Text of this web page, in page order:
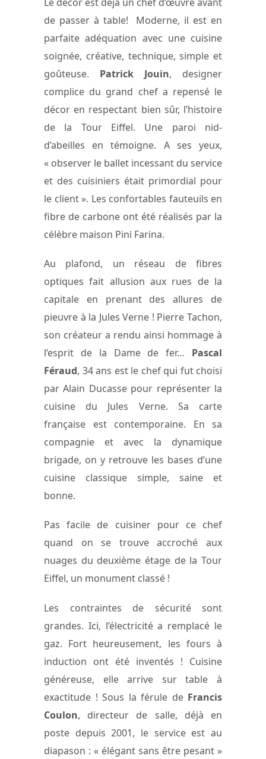
de passer à table! Moderne, il est en
parfaite adéquation avec une cuisine
soignée, créative, technique, simple et
goûteuse. Patrick Jouin, designer
complice du grand chef a repensé le
décor en respectant bien sûr, l’histoire
de la Tour Eiffel. Une paroi nid-
d’abeilles en témoigne. A ses yeux,
« observer le ballet incessant du service
et des cuisiniers était primordial pour
le client ». Les confortables fauteuils en
fibre de carbone ont été réalisés par la
célèbre maison Pini Farina.
Au plafond, un réseau de fibres
optiques fait allusion aux rues de la
capitale en prenant des allures de
pieuvre à la Jules Verne ! Pierre Tachon,
son créateur a rendu ainsi hommage à
l’esprit de la Dame de fer… Pascal
Féraud, 34 ans est le chef qui fut choisi
par Alain Ducasse pour représenter la
cuisine du Jules Verne. Sa carte
française est contemporaine. En sa
compagnie et avec la dynamique
brigade, on y retrouve les bases d’une
cuisine classique simple, saine et
bonne.
Pas facile de cuisiner pour ce chef
quand on se trouve accroché aux
nuages du deuxième étage de la Tour
Eiffel, un monument classé !
Les contraintes de sécurité sont
grandes. Ici, l’électricité a remplacé le
gaz. Fort heureusement, les fours à
induction ont été inventés ! Cuisine
généreuse, elle arrive sur table à
exactitude ! Sous la férule de Francis
Coulon, directeur de salle, déjà en
poste depuis 2001, le service est au
diapason : « élégant sans être pesant »